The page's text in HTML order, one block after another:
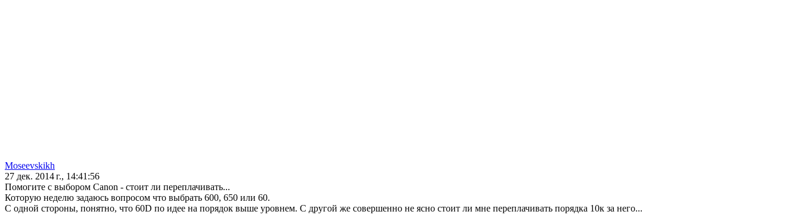
Moseevskikh
27 дек. 2014 г., 14:41:56
Помогите с выбором Canon - стоит ли переплачивать...
Которую неделю задаюсь вопросом что выбрать 600, 650 или 60.
С одной стороны, понятно, что 60D по идее на порядок выше уровнем. С другой же совершенно не ясно стоит ли мне переплачивать порядка 10к за него...